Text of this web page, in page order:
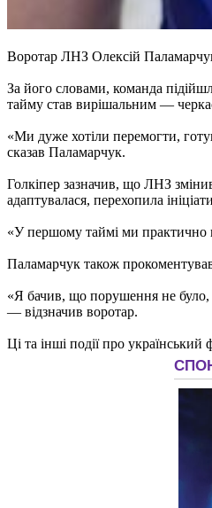
Воротар ЛНЗ Олексій
За його словами, команда
тайму став вирішальним —
«Ми дуже хотіли перемогти,
сказав Паламарчук.
Голкіпер зазначив, що ЛНЗ
адаптувалася, перехопила
«У першому таймі ми
Паламарчук також прокоментував
«Я бачив, що порушення не було,
— відзначив воротар.
Ці та інші події про